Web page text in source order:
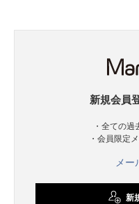
新規会員
・全ての
・会員限定
メ
新